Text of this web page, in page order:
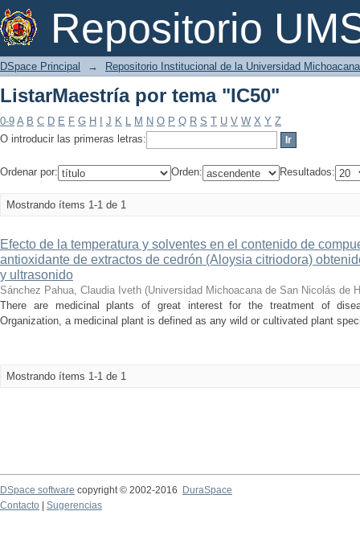
Repositorio
ListarMaestría por tema "IC50"
DSpace Principal → Repositorio Institucional de la Universidad
ListarMaestría por tema "IC50"
0-9 A B C D E F G H J K L M N O P Q R S T U V W X Y Z
O introducir las primeras letras:
Ordenar por: Orden: Resultados:
Mostrando ítems 1-1 de 1
Efecto de la temperatura y solventes en el contenido de
antioxidante de extractos de cedrón (Aloysia citriodora)
y ultrasonido
Sánchez Pahua, Claudia Iveth (Universidad Michoacana de San Nicolás de
There are medicinal plants of great interest for the treatment of
Organization, a medicinal plant is defined as any wild or cultivated plant
Mostrando ítems 1-1 de 1
DSpace software copyright © 2002-2016
DuraSpace
Contacto
Sugerencias